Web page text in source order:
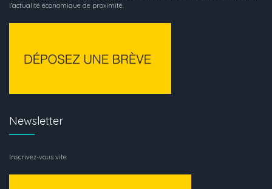
l’actualité économique de proximité.
Newsletter
Inscrivez-vous vite